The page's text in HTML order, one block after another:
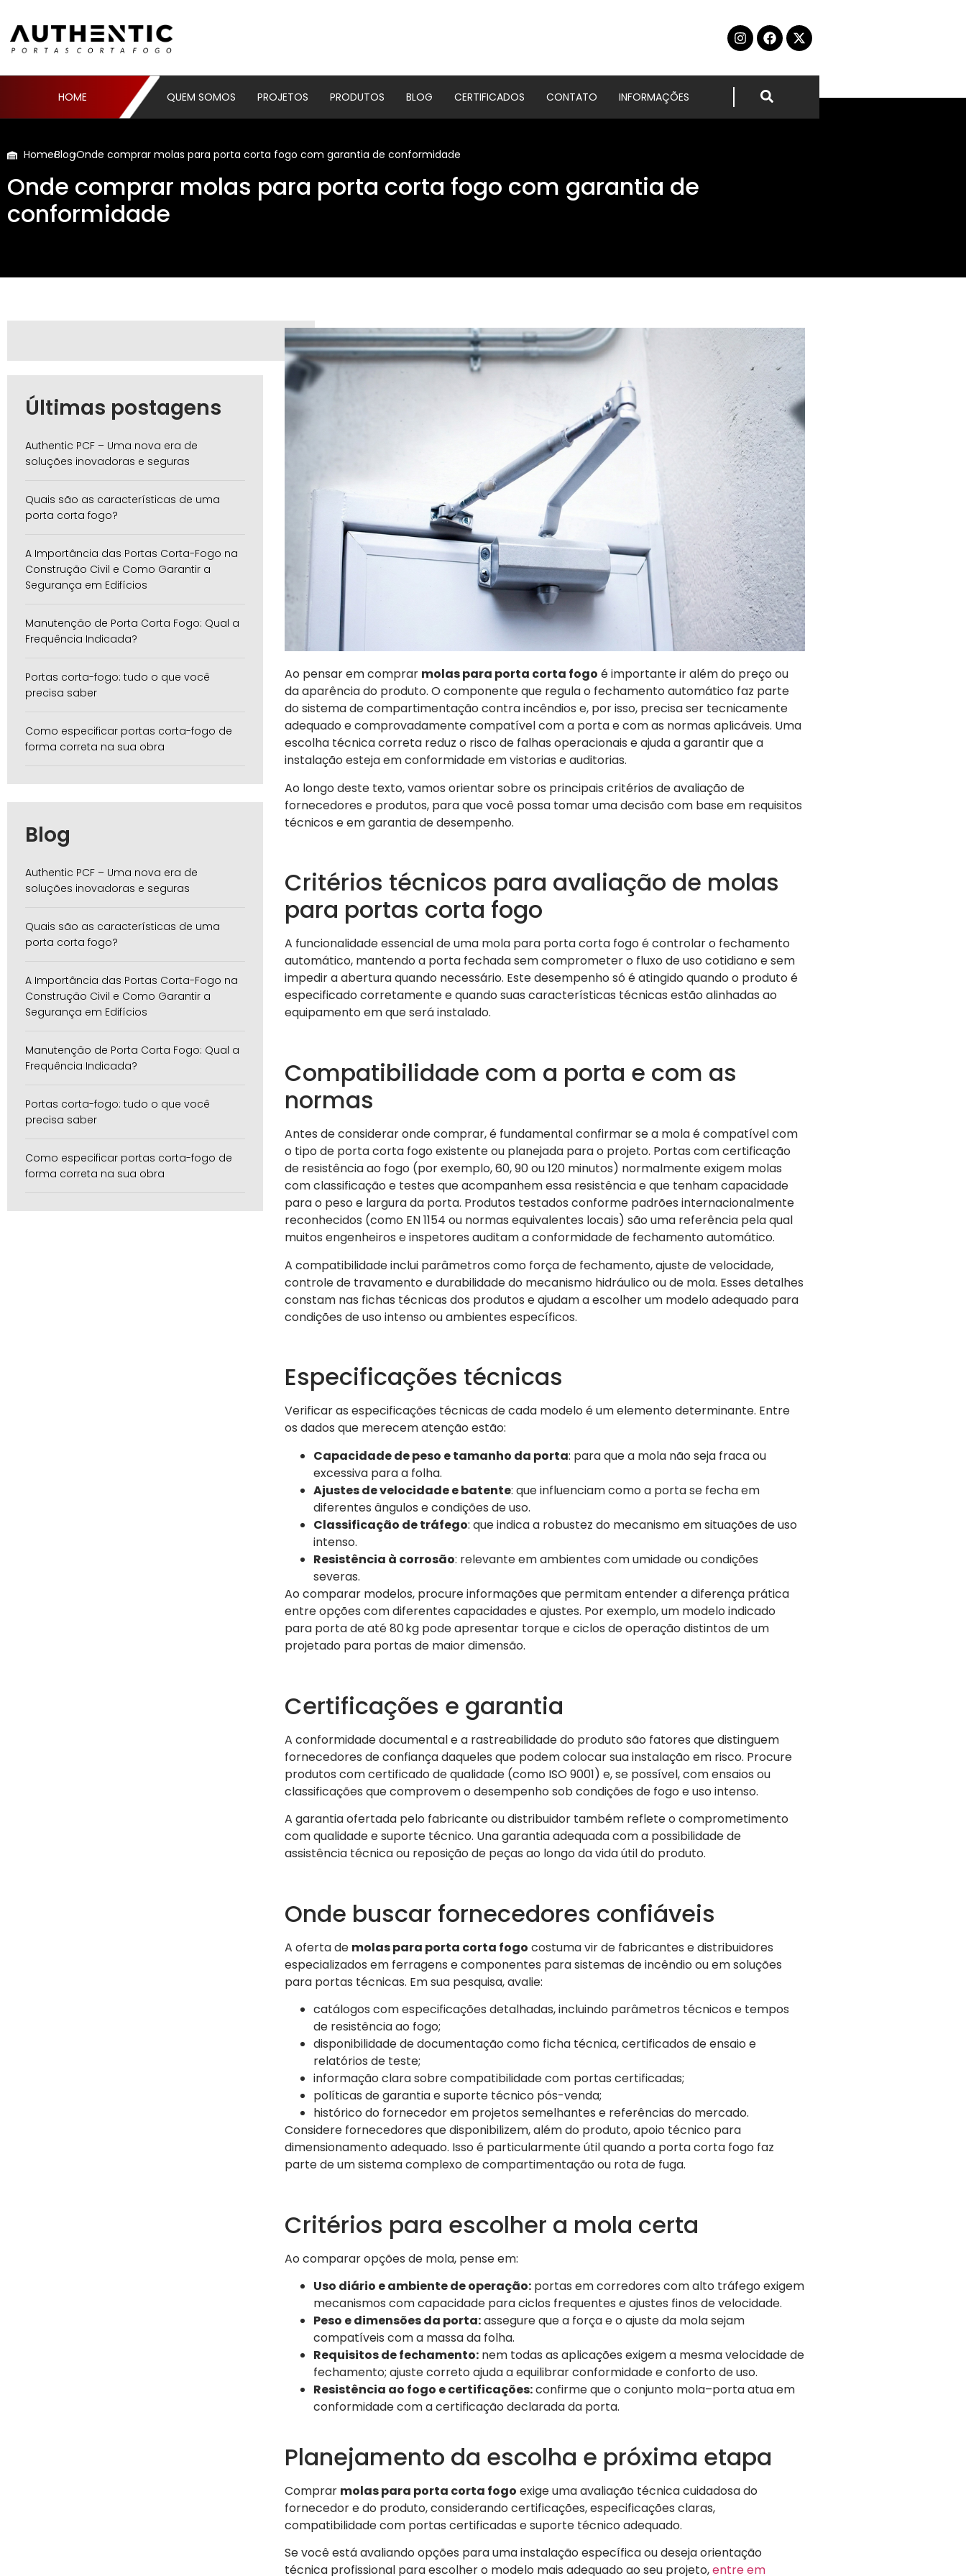
HOME QUEM SOMOS PROJETOS PRODUTOS BLOG CERTIFICADOS CONTATO INFORMAÇÕES
HomeBlogOnde comprar molas para porta corta fogo com garantia de conformidade
Onde comprar molas para porta corta fogo com garantia de
conformidade
Últimas postagens
Authentic PCF – Uma nova era de
soluções inovadoras e seguras
Quais são as características de uma
porta corta fogo?
A Importância das Portas Corta-Fogo na
Construção Civil e Como Garantir a
Segurança em Edifícios
Manutenção de Porta Corta Fogo: Qual a
Frequência Indicada?
Portas corta-fogo: tudo o que você
precisa saber
Como especificar portas corta-fogo de
forma correta na sua obra
Blog
Authentic PCF – Uma nova era de
soluções inovadoras e seguras
Quais são as características de uma
porta corta fogo?
A Importância das Portas Corta-Fogo na
Construção Civil e Como Garantir a
Segurança em Edifícios
Manutenção de Porta Corta Fogo: Qual a
Frequência Indicada?
Portas corta-fogo: tudo o que você
precisa saber
Como especificar portas corta-fogo de
forma correta na sua obra
Ao pensar em comprar molas para porta corta fogo é importante ir além do preço ou
da aparência do produto. O componente que regula o fechamento automático faz parte
do sistema de compartimentação contra incêndios e, por isso, precisa ser tecnicamente
adequado e comprovadamente compatível com a porta e com as normas aplicáveis. Uma
escolha técnica correta reduz o risco de falhas operacionais e ajuda a garantir que a
instalação esteja em conformidade em vistorias e auditorias.
Ao longo deste texto, vamos orientar sobre os principais critérios de avaliação de
fornecedores e produtos, para que você possa tomar uma decisão com base em requisitos
técnicos e em garantia de desempenho.
Critérios técnicos para avaliação de molas
para portas corta fogo
A funcionalidade essencial de uma mola para porta corta fogo é controlar o fechamento
automático, mantendo a porta fechada sem comprometer o fluxo de uso cotidiano e sem
impedir a abertura quando necessário. Este desempenho só é atingido quando o produto é
especificado corretamente e quando suas características técnicas estão alinhadas ao
equipamento em que será instalado.
Compatibilidade com a porta e com as
normas
Antes de considerar onde comprar, é fundamental confirmar se a mola é compatível com
o tipo de porta corta fogo existente ou planejada para o projeto. Portas com certificação
de resistência ao fogo (por exemplo, 60, 90 ou 120 minutos) normalmente exigem molas
com classificação e testes que acompanhem essa resistência e que tenham capacidade
para o peso e largura da porta. Produtos testados conforme padrões internacionalmente
reconhecidos (como EN 1154 ou normas equivalentes locais) são uma referência pela qual
muitos engenheiros e inspetores auditam a conformidade de fechamento automático.
A compatibilidade inclui parâmetros como força de fechamento, ajuste de velocidade,
controle de travamento e durabilidade do mecanismo hidráulico ou de mola. Esses detalhes
constam nas fichas técnicas dos produtos e ajudam a escolher um modelo adequado para
condições de uso intenso ou ambientes específicos.
Especificações técnicas
Verificar as especificações técnicas de cada modelo é um elemento determinante. Entre
os dados que merecem atenção estão:
Capacidade de peso e tamanho da porta: para que a mola não seja fraca ou
excessiva para a folha.
Ajustes de velocidade e batente: que influenciam como a porta se fecha em
diferentes ângulos e condições de uso.
Classificação de tráfego: que indica a robustez do mecanismo em situações de uso
intenso.
Resistência à corrosão: relevante em ambientes com umidade ou condições
severas.
Ao comparar modelos, procure informações que permitam entender a diferença prática
entre opções com diferentes capacidades e ajustes. Por exemplo, um modelo indicado
para porta de até 80 kg pode apresentar torque e ciclos de operação distintos de um
projetado para portas de maior dimensão.
Certificações e garantia
A conformidade documental e a rastreabilidade do produto são fatores que distinguem
fornecedores de confiança daqueles que podem colocar sua instalação em risco. Procure
produtos com certificado de qualidade (como ISO 9001) e, se possível, com ensaios ou
classificações que comprovem o desempenho sob condições de fogo e uso intenso.
A garantia ofertada pelo fabricante ou distribuidor também reflete o comprometimento
com qualidade e suporte técnico. Una garantia adequada com a possibilidade de
assistência técnica ou reposição de peças ao longo da vida útil do produto.
Onde buscar fornecedores confiáveis
A oferta de molas para porta corta fogo costuma vir de fabricantes e distribuidores
especializados em ferragens e componentes para sistemas de incêndio ou em soluções
para portas técnicas. Em sua pesquisa, avalie:
catálogos com especificações detalhadas, incluindo parâmetros técnicos e tempos
de resistência ao fogo;
disponibilidade de documentação como ficha técnica, certificados de ensaio e
relatórios de teste;
informação clara sobre compatibilidade com portas certificadas;
políticas de garantia e suporte técnico pós-venda;
histórico do fornecedor em projetos semelhantes e referências do mercado.
Considere fornecedores que disponibilizem, além do produto, apoio técnico para
dimensionamento adequado. Isso é particularmente útil quando a porta corta fogo faz
parte de um sistema complexo de compartimentação ou rota de fuga.
Critérios para escolher a mola certa
Ao comparar opções de mola, pense em:
Uso diário e ambiente de operação:portas em corredores com alto tráfego exigem
mecanismos com capacidade para ciclos frequentes e ajustes finos de velocidade.
Peso e dimensões da porta:assegure que a força e o ajuste da mola sejam
compatíveis com a massa da folha.
Requisitos de fechamento:nem todas as aplicações exigem a mesma velocidade de
fechamento; ajuste correto ajuda a equilibrar conformidade e conforto de uso.
Resistência ao fogo e certificações:confirme que o conjunto mola–porta atua em
conformidade com a certificação declarada da porta.
Planejamento da escolha e próxima etapa
Comprar molas para porta corta fogo exige uma avaliação técnica cuidadosa do
fornecedor e do produto, considerando certificações, especificações claras,
compatibilidade com portas certificadas e suporte técnico adequado.
Se você está avaliando opções para uma instalação específica ou deseja orientação
técnica profissional para escolher o modelo mais adequado ao seu projeto,entre em